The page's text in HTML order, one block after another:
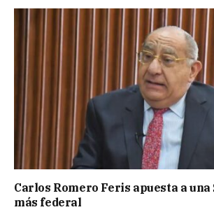
Carlos Romero Feris apuesta a una
más federal